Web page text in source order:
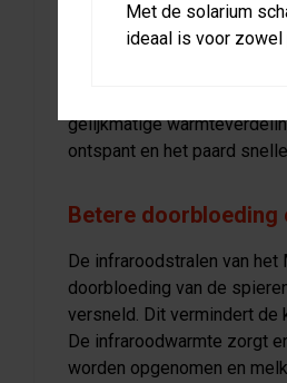
De body is vervaardigd
van een ronde uitsparing
gelijkmatige
ontspant en het paard
Betere doorbloeding
De infraroodstralen van het
doorbloeding van de
versneld. Dit vermindert de
De infraroodwarmte zorgt
worden opgenomen en
Met de solarium
ideaal is voor